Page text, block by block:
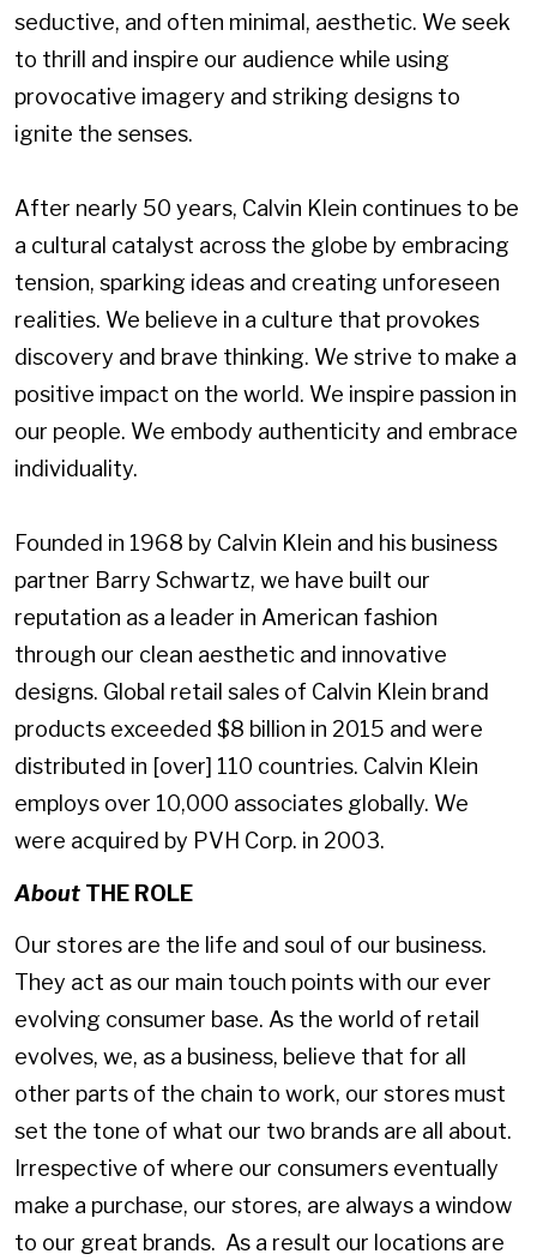
seductive, and often minimal, aesthetic. We seek
to thrill and inspire our audience while using
provocative imagery and striking designs to
ignite the senses.
After nearly 50 years, Calvin Klein continues to be
a cultural catalyst across the globe by embracing
tension, sparking ideas and creating unforeseen
realities. We believe in a culture that provokes
discovery and brave thinking. We strive to make a
positive impact on the world. We inspire passion in
our people. We embody authenticity and embrace
individuality.
Founded in 1968 by Calvin Klein and his business
partner Barry Schwartz, we have built our
reputation as a leader in American fashion
through our clean aesthetic and innovative
designs. Global retail sales of Calvin Klein brand
products exceeded $8 billion in 2015 and were
distributed in [over] 110 countries. Calvin Klein
employs over 10,000 associates globally. We
were acquired by PVH Corp. in 2003.
About THE ROLE
Our stores are the life and soul of our business.
They act as our main touch points with our ever
evolving consumer base. As the world of retail
evolves, we, as a business, believe that for all
other parts of the chain to work, our stores must
set the tone of what our two brands are all about.
Irrespective of where our consumers eventually
make a purchase, our stores, are always a window
to our great brands. As a result our locations are